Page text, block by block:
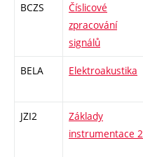
BCZS
Číslicové
zpracování
signálů
BELA Elektroakustika
JZI2
Základy
instrumentace 2